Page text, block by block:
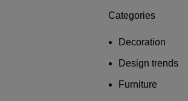
Categories
Decoration
Design trends
Furniture